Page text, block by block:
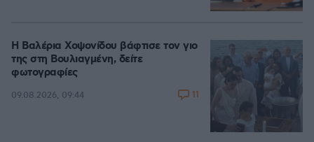
Η Βαλέρια Χοψονίδου βάφτισε τον γιο
της στη Βουλιαγμένη, δείτε
φωτογραφίες
09.08.2026, 09:44 11